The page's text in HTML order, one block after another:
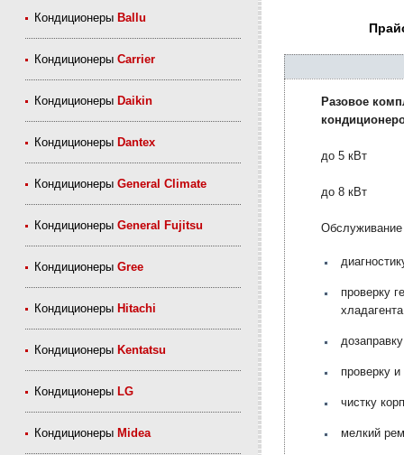
Кондиционеры Ballu
КондиционерыCarrier
Кондиционеры Daikin
Кондиционеры Dantex
КондиционерыGeneral Climate
КондиционерыGeneral Fujitsu
КондиционерыGree
Кондиционеры Hitachi
Кондиционеры Kentatsu
Кондиционеры LG
Кондиционеры Midea
Разовое
до 5 кВт
до 8 кВт
проверку
проверку
чистку
мелкий